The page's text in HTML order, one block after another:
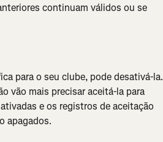
continuam válidos ou se
para o seu clube, pode desativá-la.
vão mais precisar aceitá-la para
e os registros de aceitação
apagados.